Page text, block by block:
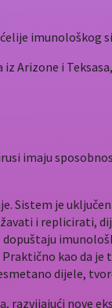
iz Arizone i
imaju
je
i replicirati,
kao da
dijele,
razvijajući